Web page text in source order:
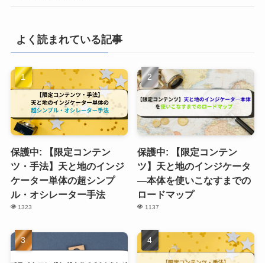
よく読まれている記事
保護中: 【限定コンテン
ツ・手法】天と地のインジ
ケーター単体の超シンプ
ル・オシレーター手法
1323
保護中: 【限定コンテン
ツ】天と地のインジケータ
―本体を使いこなすまでの
ロードマップ
1137